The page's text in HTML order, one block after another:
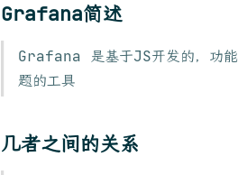
Grafana简述
Grafana 是基于JS开发的，功能
题的工具
几者之间的关系